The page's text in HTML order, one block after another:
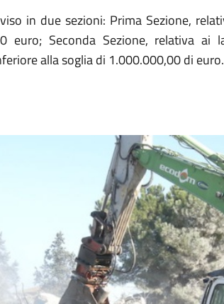
in due sezioni: Prima Sezione,
euro; Seconda Sezione, relativa
alla soglia di 1.000.000,00 di euro.